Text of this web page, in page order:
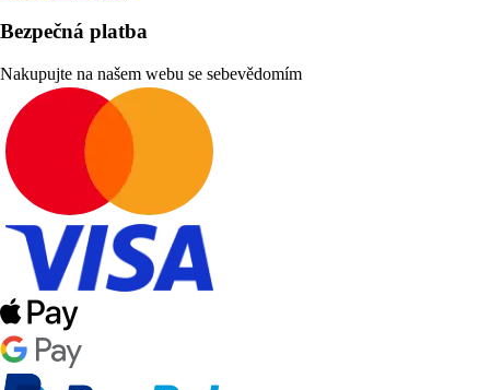
Bezpečná platba
Nakupujte na našem webu se sebevědomím